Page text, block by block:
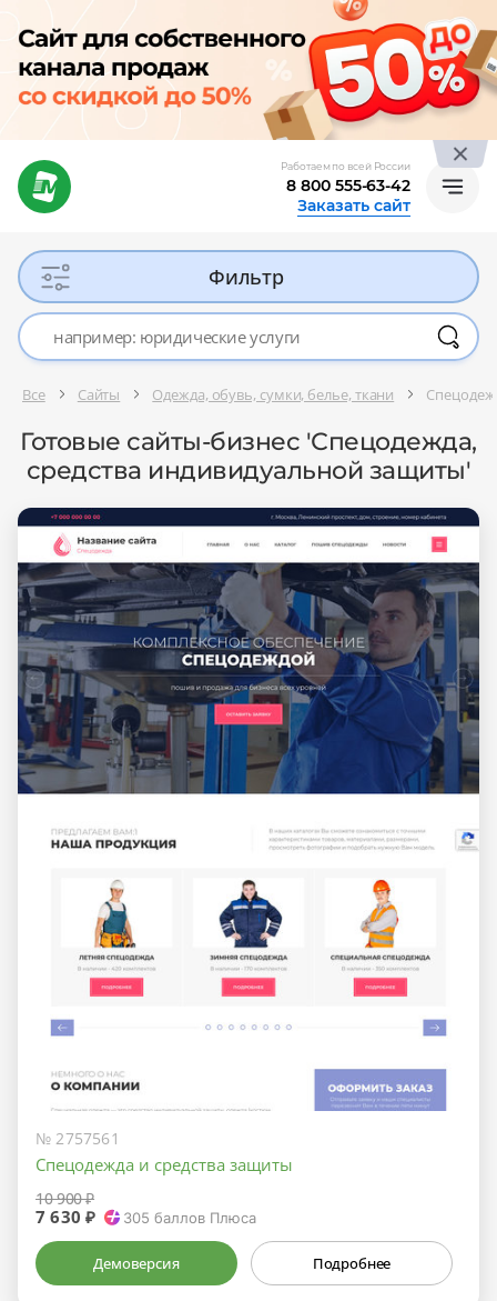
Работаем по всей России
8 800 555-63-42
Заказать сайт
Фильтр
Все Сайты Одежда, обувь, сумки, белье, ткани
Готовые сайты-бизнес 'Спецодежда,
средства индивидуальной защиты'
№ 2757561
Спецодежда и средства защиты
10 900 ₽
7 630 ₽ 305 баллов Плюса
Демоверсия Подробнее